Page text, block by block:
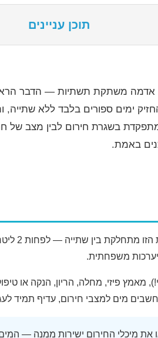
תוכן עניינים
אדמה משתקת תשתיות — הדבר
ימים ספורים בלבד ללא שתייה,
בשגרת חירום לבין מצב של
באמת.
.
משפחתית.
מאמץ פיזי, מחלה, הריון, הנקה או
מים למצבי חירום, עדיף תמיד
מיכלי החירום ישירות ממנה — המים